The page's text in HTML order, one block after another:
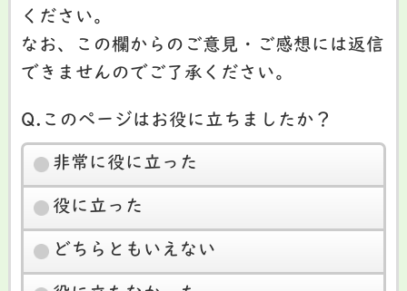
ください。
なお、この欄からのご意見・ご感想には返信
できませんのでご了承ください。
Q.このページはお役に立ちましたか？
非常に役に立った
役に立った
どちらともいえない